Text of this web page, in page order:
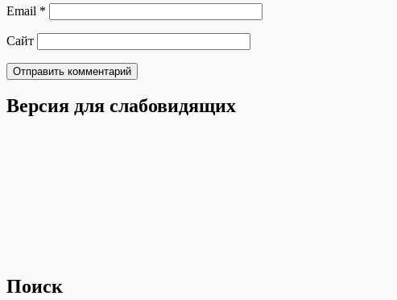
Email *
Сайт
Версия для слабовидящих
Поиск